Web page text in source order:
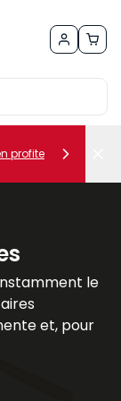
profite
le
et, pour